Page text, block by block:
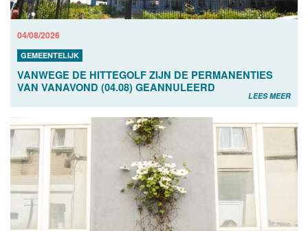
04/08/2026
GEMEENTELIJK
VANWEGE DE HITTEGOLF ZIJN DE PERMANENTIES
VAN VANAVOND (04.08) GEANNULEERD
LEES MEER